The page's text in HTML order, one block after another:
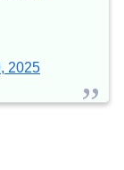
2025